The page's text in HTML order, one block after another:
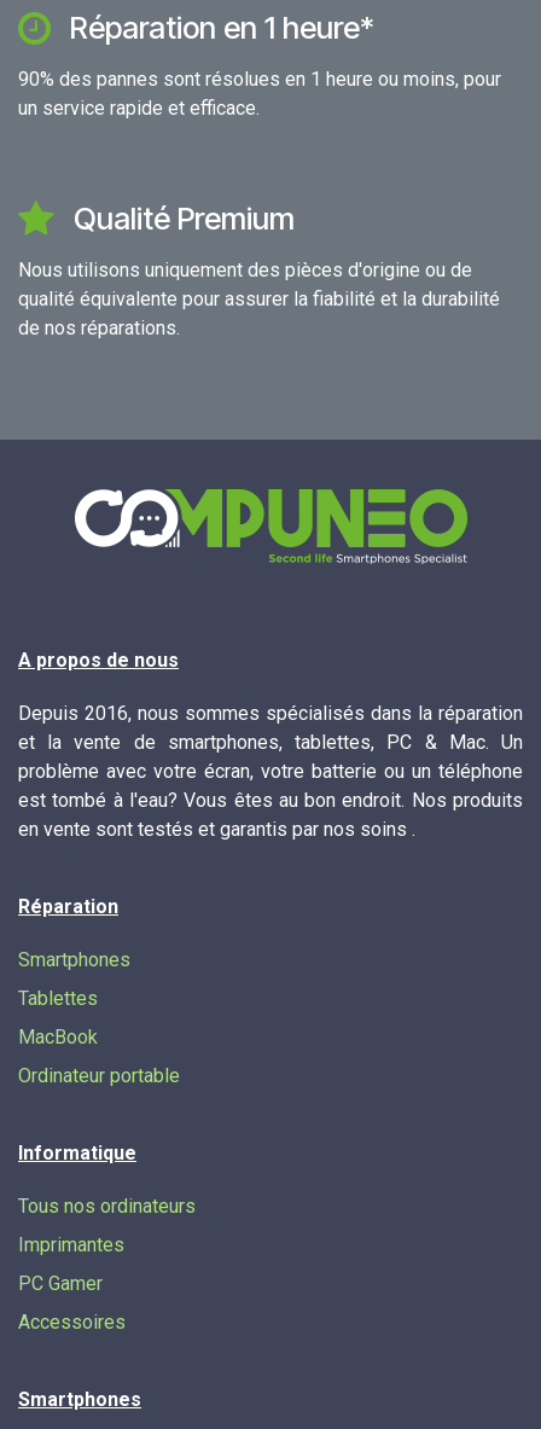
Réparation en 1 heure*
90% des pannes sont résolues en 1 heure ou moins, pour
un service rapide et efficace.
Qualité Premium
Nous utilisons uniquement des pièces d'origine ou de
qualité équivalente pour assurer la fiabilité et la durabilité
de nos réparations.
A propos de nous
Depuis 2016, nous sommes spécialisés dans la réparation
et la vente de smartphones, tablettes, PC & Mac. Un
problème avec votre écran, votre batterie ou un téléphone
est tombé à l'eau? Vous êtes au bon endroit. Nos produits
en vente sont testés et garantis par nos soins .
Réparation
Smartphones
Tablettes
MacBook
Ordinateur portable
Informatique
Tous nos ordinateurs
Imprimantes
PC Gamer
Accessoires
Smartphones